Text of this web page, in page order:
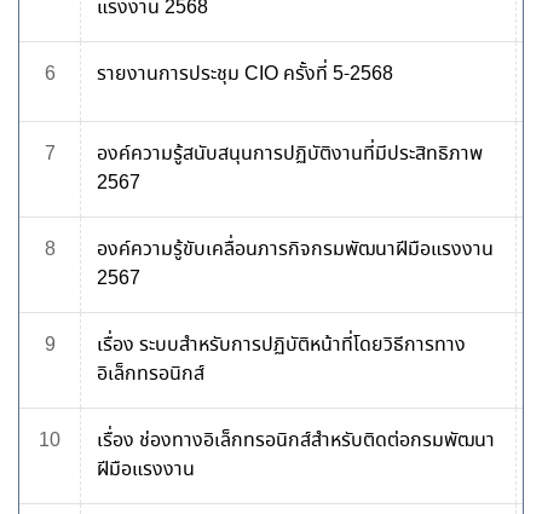
แรงงาน 2568
6 รายงานการประชุม CIO ครั้งที่ 5-2568
7
องค์ความรู้สนับสนุนการปฏิบัติงานที่มีประสิทธิภาพ
2567
8
องค์ความรู้ขับเคลื่อนภารกิจกรมพัฒนาฝีมือแรงงาน
2567
9
เรื่อง ระบบสำหรับการปฏิบัติหน้าที่โดยวิธีการทาง
อิเล็กทรอนิกส์
10
เรื่อง ช่องทางอิเล็กทรอนิกส์สำหรับติดต่อกรมพัฒนา
ฝีมือแรงงาน